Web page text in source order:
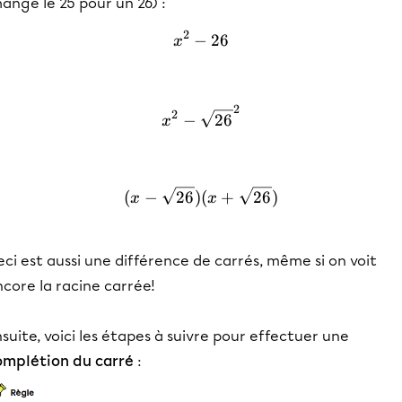
x^2-26
x2 − 26
x^2-\sqrt{26}^2
x2 − 26
2
(x-
(x − 26)(x + 26)
est aussi une différence de carrés, même si on voit
la racine carrée!
voici les étapes à suivre pour effectuer une
du carré :